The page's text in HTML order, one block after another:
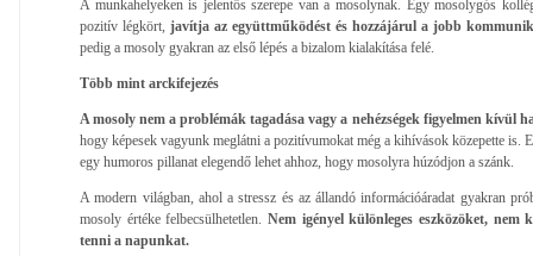
A munkahelyeken is jelentős szerepe van a mosolynak. Egy mosolygós
pozitív légkört, javítja az együttműködést és hozzájárul a jobb
pedig a mosoly gyakran az első lépés a bizalom kialakítása felé.
Több mint arckifejezés
A mosoly nem a problémák tagadása vagy a nehézségek figyelmen kívül
hogy képesek vagyunk meglátni a pozitívumokat még a kihívások közepette is.
egy humoros pillanat elegendő lehet ahhoz, hogy mosolyra húzódjon a szánk.
A modern világban, ahol a stressz és az állandó információáradat gyakran
mosoly értéke felbecsülhetetlen. Nem igényel különleges eszközöket, nem
tenni a napunkat.